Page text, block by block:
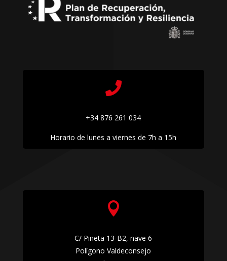

+34 876 261 034
Horario de lunes a viernes de 7h a 15h

C/ Pineta 13-B2, nave 6
Polígono Valdeconsejo